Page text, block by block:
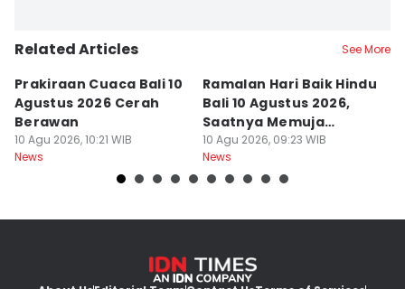
Related Articles See More
Prakiraan Cuaca Bali 10
Agustus 2026 Cerah
Berawan
10 Agu 2026, 10:21 WIB
News
Ramalan Hari Baik Hindu
Bali 10 Agustus 2026,
Saatnya Memuja
Leluhur
10 Agu 2026, 09:23 WIB
News